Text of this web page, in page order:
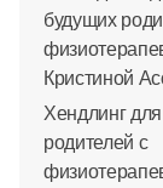
Хендлинг
родителей с